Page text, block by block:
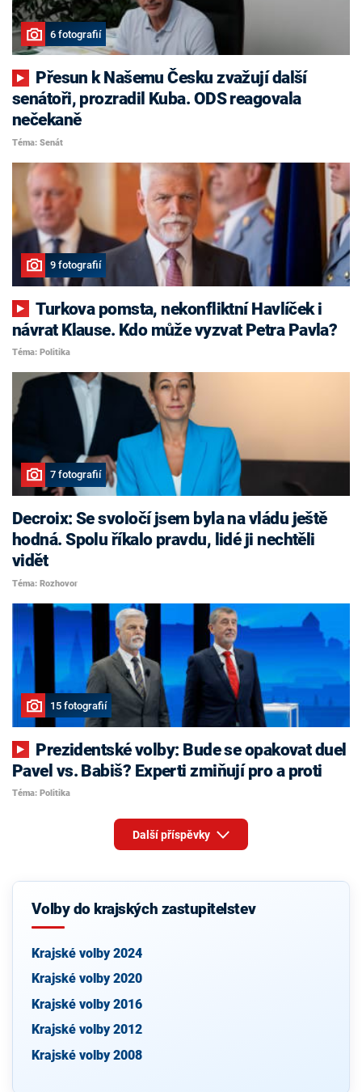
6 fotografií
senátoři, prozradil Kuba. ODS reagovala
nečekaně
Téma: Senát
9 fotografií
Turkova pomsta, nekonfliktní Havlíček i
návrat Klause. Kdo může vyzvat Petra Pavla?
Téma: Politika
7 fotografií
Decroix: Se svoločí jsem byla na vládu ještě
hodná. Spolu říkalo pravdu, lidé ji nechtěli
vidět
Téma: Rozhovor
15 fotografií
Pavel vs. Babiš? Experti zmiňují pro a proti
Téma: Politika
Další příspěvky
Volby do krajských zastupitelstev
Krajské volby 2024
Krajské volby 2020
Krajské volby 2016
Krajské volby 2012
Krajské volby 2008